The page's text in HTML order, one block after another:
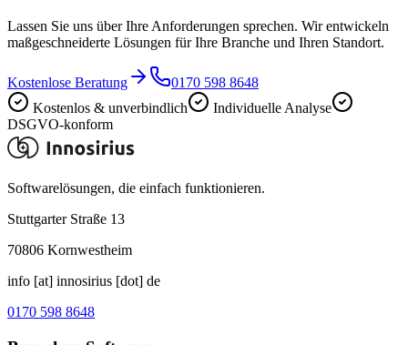
Lassen Sie uns über Ihre Anforderungen sprechen. Wir entwickeln
maßgeschneiderte Lösungen für Ihre Branche und Ihren Standort.
Kostenlose Beratung
0170 598 8648
Kostenlos & unverbindlich
Individuelle Analyse
DSGVO-konform
Softwarelösungen, die einfach funktionieren.
Stuttgarter Straße 13
70806 Kornwestheim
info [at] innosirius [dot] de
0170 598 8648